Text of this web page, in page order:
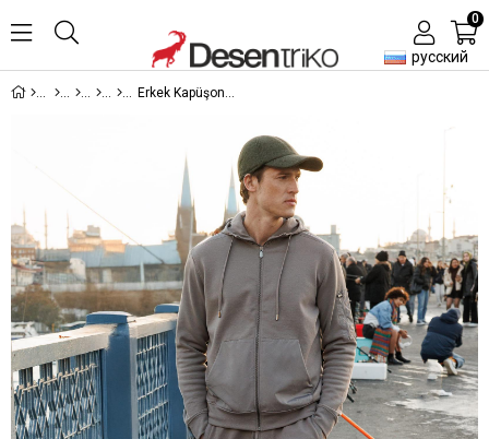
русский
0
Erkek Kapüşonlu Kanguru Cepli Eşofman Üstü Antra/Melanj